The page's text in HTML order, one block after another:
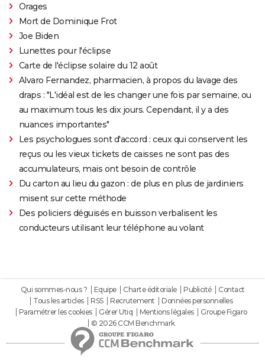
Orages
Mort de Dominique Frot
Joe Biden
Lunettes pour l'éclipse
Carte de l'éclipse solaire du 12 août
Alvaro Fernandez, pharmacien, à propos du lavage des
draps : "L'idéal est de les changer une fois par semaine, ou
au maximum tous les dix jours. Cependant, il y a des
nuances importantes"
Les psychologues sont d'accord : ceux qui conservent les
reçus ou les vieux tickets de caisses ne sont pas des
accumulateurs, mais ont besoin de contrôle
Du carton au lieu du gazon : de plus en plus de jardiniers
misent sur cette méthode
Des policiers déguisés en buisson verbalisent les
conducteurs utilisant leur téléphone au volant
Qui sommes-nous ? Equipe Charte éditoriale Publicité
Contact
Tous les articles
RSS Recrutement
Données personnelles
Paramétrer les cookies
Gérer Utiq Mentions légales
Groupe Figaro
© 2026 CCM Benchmark